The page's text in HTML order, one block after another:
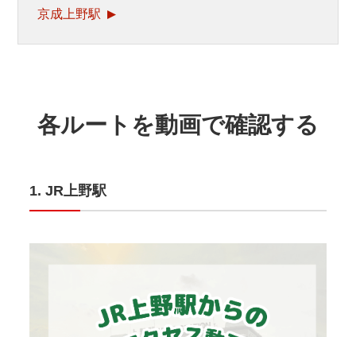
京成上野駅
各ルートを動画で確認する
JR上野駅